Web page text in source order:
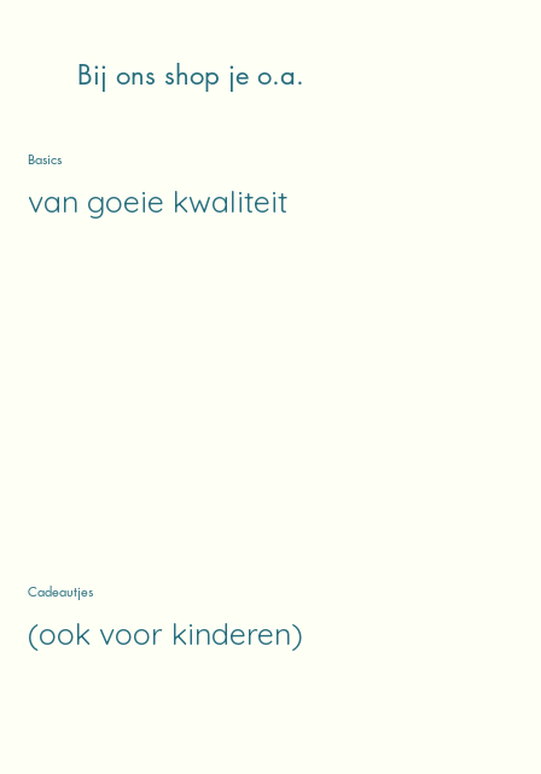
Bij ons shop je o.a.
Basics
van goeie kwaliteit
Cadeautjes
(ook voor kinderen)